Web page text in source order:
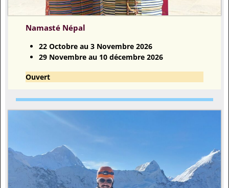
Namasté Népal
22 Octobre au 3 Novembre 2026
29 Novembre au 10 décembre 2026
Ouvert